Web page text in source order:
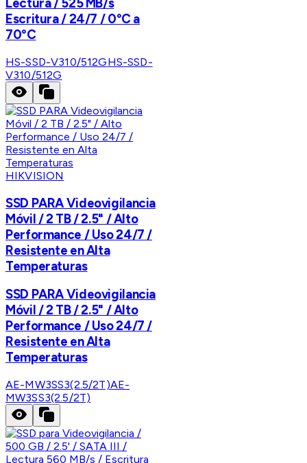
Lectura / 525 MB/s
Escritura / 24/7 / 0°C a
70°C
HS-SSD-V310/512GHS-SSD-
V310/512G
HIKVISION
SSD PARA Videovigilancia
Móvil / 2 TB / 2.5" / Alto
Performance / Uso 24/7 /
Resistente en Alta
Temperaturas
SSD PARA Videovigilancia
Móvil / 2 TB / 2.5" / Alto
Performance / Uso 24/7 /
Resistente en Alta
Temperaturas
AE-MW3SS3(2.5/2T)AE-
MW3SS3(2.5/2T)